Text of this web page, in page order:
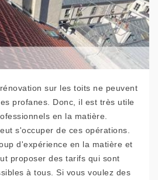
sur les toits ne peuvent
profanes. Donc, il est très utile
en la matière.
s'occuper de ces opérations.
d'expérience en la matière et
proposer des tarifs qui sont
à tous. Si vous voulez des